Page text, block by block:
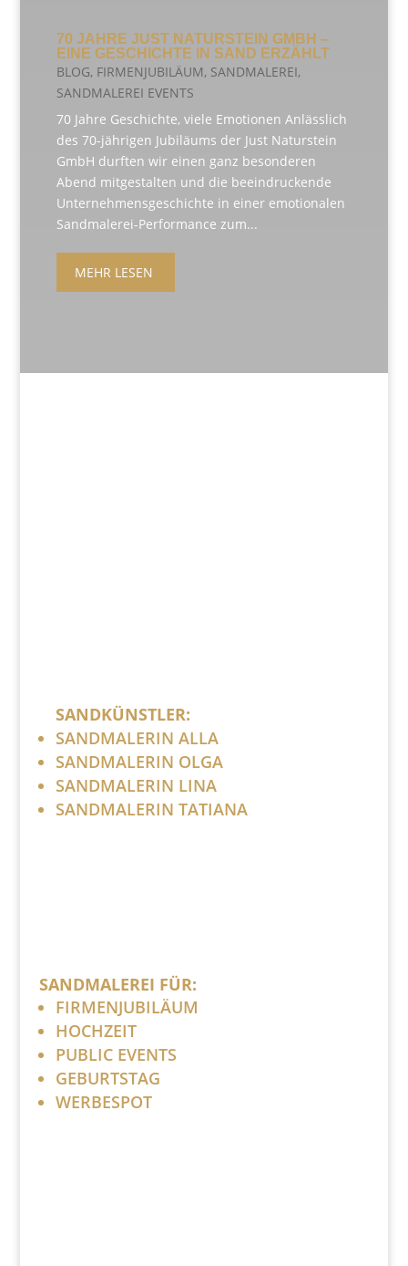
70 JAHRE JUST NATURSTEIN GMBH –
EINE GESCHICHTE IN SAND ERZÄHLT
BLOG, FIRMENJUBILÄUM, SANDMALEREI,
SANDMALEREI EVENTS
70 Jahre Geschichte, viele Emotionen Anlässlich
des 70-jährigen Jubiläums der Just Naturstein
GmbH durften wir einen ganz besonderen
Abend mitgestalten und die beeindruckende
Unternehmensgeschichte in einer emotionalen
Sandmalerei-Performance zum...
MEHR LESEN
SANDKÜNSTLER:
SANDMALERIN ALLA
SANDMALERIN OLGA
SANDMALERIN LINA
SANDMALERIN TATIANA
SANDMALEREI FÜR:
FIRMENJUBILÄUM
HOCHZEIT
PUBLIC EVENTS
GEBURTSTAG
WERBESPOT